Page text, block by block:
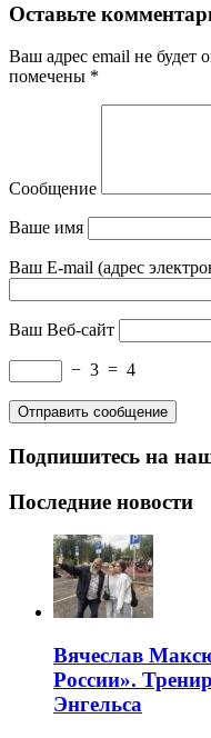
Оставьте
Ваш адрес email не будет
помечены *
Сообщение
Ваше имя
Ваш E-mail (адрес
Ваш Веб-сайт
− 3 = 4
Подпишитесь на
Последние новости
Вячеслав
России».
Энгельса